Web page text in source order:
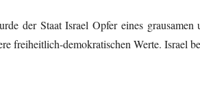
der Staat Israel Opfer eines
freiheitlich-demokratischen Werte. Israel